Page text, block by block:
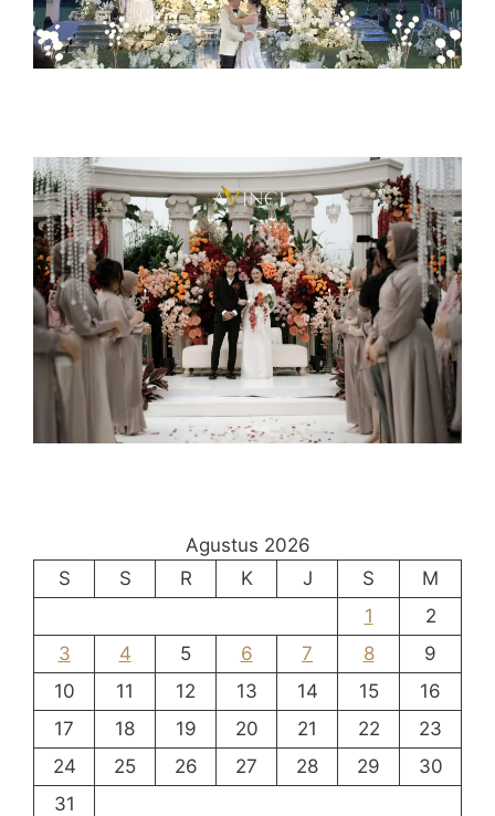
Agustus 2026
S
S R K J S
M
1
2
3
4 5 6 7 8
9
10
11 12 13 14 15
16
17
18 19 20 21 22
23
24
25 26 27 28 29
30
31